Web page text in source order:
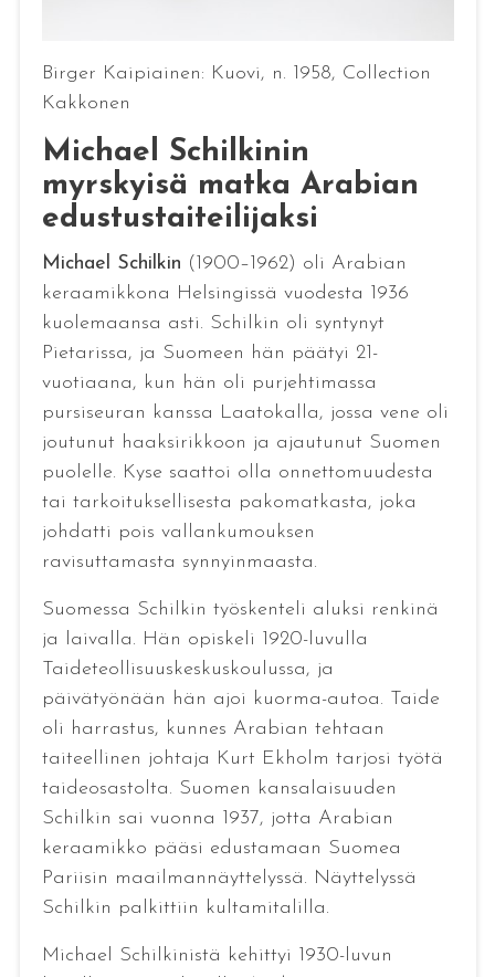
Birger Kaipiainen: Kuovi, n. 1958, Collection
Kakkonen
Michael Schilkinin
myrskyisä matka Arabian
edustustaiteilijaksi
Michael Schilkin (1900–1962) oli Arabian
keraamikkona Helsingissä vuodesta 1936
kuolemaansa asti. Schilkin oli syntynyt
Pietarissa, ja Suomeen hän päätyi 21-
vuotiaana, kun hän oli purjehtimassa
pursiseuran kanssa Laatokalla, jossa vene oli
joutunut haaksirikkoon ja ajautunut Suomen
puolelle. Kyse saattoi olla onnettomuudesta
tai tarkoituksellisesta pakomatkasta, joka
johdatti pois vallankumouksen
ravisuttamasta synnyinmaasta.
Suomessa Schilkin työskenteli aluksi renkinä
ja laivalla. Hän opiskeli 1920-luvulla
Taideteollisuuskeskuskoulussa, ja
päivätyönään hän ajoi kuorma-autoa. Taide
oli harrastus, kunnes Arabian tehtaan
taiteellinen johtaja Kurt Ekholm tarjosi työtä
taideosastolta. Suomen kansalaisuuden
Schilkin sai vuonna 1937, jotta Arabian
keraamikko pääsi edustamaan Suomea
Pariisin maailmannäyttelyssä. Näyttelyssä
Schilkin palkittiin kultamitalilla.
Michael Schilkinistä kehittyi 1930-luvun